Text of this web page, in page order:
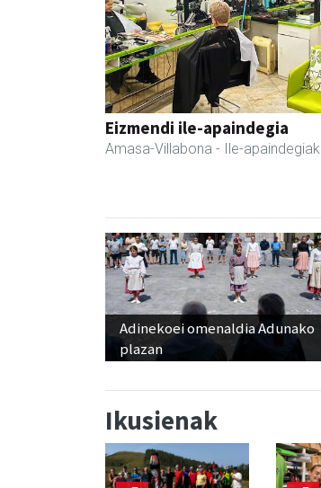
Eizmendi ile-apaindegia
Amasa-Villabona - Ile-apaindegiak
Adinekoei omenaldia Adunako
plazan
Ikusienak